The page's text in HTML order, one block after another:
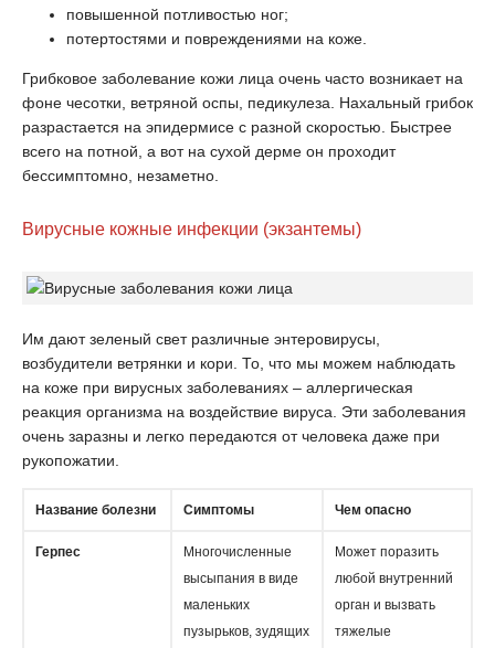
повышенной потливостью ног;
потертостями и повреждениями на коже.
Грибковое заболевание кожи лица очень часто возникает на
фоне чесотки, ветряной оспы, педикулеза. Нахальный грибок
разрастается на эпидермисе с разной скоростью. Быстрее
всего на потной, а вот на сухой дерме он проходит
бессимптомно, незаметно.
Вирусные кожные инфекции (экзантемы)
Им дают зеленый свет различные энтеровирусы,
возбудители ветрянки и кори. То, что мы можем наблюдать
на коже при вирусных заболеваниях – аллергическая
реакция организма на воздействие вируса. Эти заболевания
очень заразны и легко передаются от человека даже при
рукопожатии.
Название болезни Симптомы Чем опасно
Герпес
Многочисленные
высыпания в виде
маленьких
пузырьков, зудящих
Может поразить
любой внутренний
орган и вызвать
тяжелые